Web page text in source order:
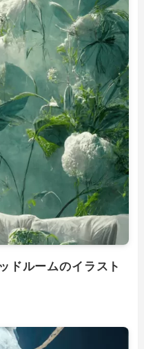
ドルームのイラスト